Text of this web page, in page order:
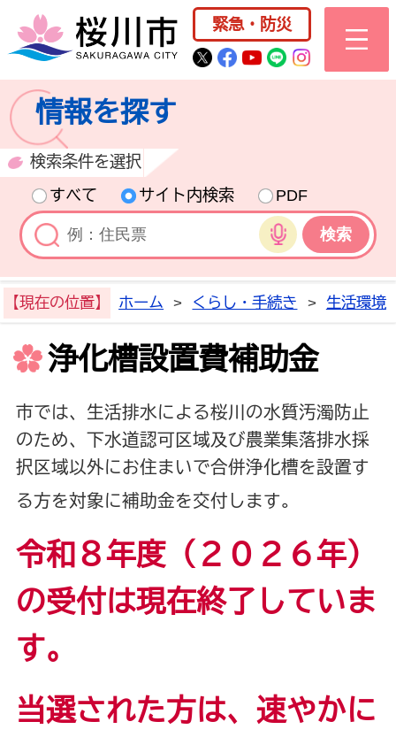
桜川市公式ホー
緊急・防災
桜川市公式Twitter
桜川市公式
桜川市公式
桜川市公式
情報を探す
検索条件を選択
すべて
サイト内検索
PDF
音声検索
【現在の位置】 ホーム > くらし・手続き > 生活環境
浄化槽設置費補助金
市では、生活排水による桜川の水質汚濁防止
のため、下水道認可区域及び農業集落排水採
択区域以外にお住まいで合併浄化槽を設置す
る方を対象に補助金を交付します。
令和８年度（２０２６年）
の受付は現在終了していま
す。
当選された方は、速やかに